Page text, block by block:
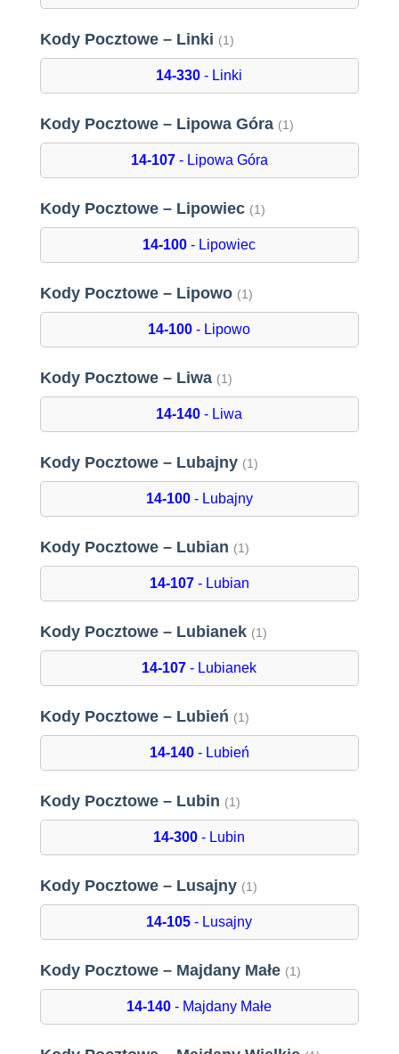
Kody Pocztowe – Linki (1)
14-330 - Linki
Kody Pocztowe – Lipowa Góra (1)
14-107- Lipowa Góra
Kody Pocztowe – Lipowiec (1)
14-100 - Lipowiec
Kody Pocztowe – Lipowo (1)
14-100 - Lipowo
Kody Pocztowe – Liwa (1)
14-140 - Liwa
Kody Pocztowe – Lubajny (1)
14-100- Lubajny
Kody Pocztowe – Lubian (1)
14-107- Lubian
Kody Pocztowe – Lubianek (1)
14-107 - Lubianek
Kody Pocztowe – Lubień (1)
14-140- Lubień
Kody Pocztowe – Lubin (1)
14-300 - Lubin
Kody Pocztowe – Lusajny (1)
14-105 - Lusajny
Kody Pocztowe – Majdany Małe (1)
14-140 - Majdany Małe